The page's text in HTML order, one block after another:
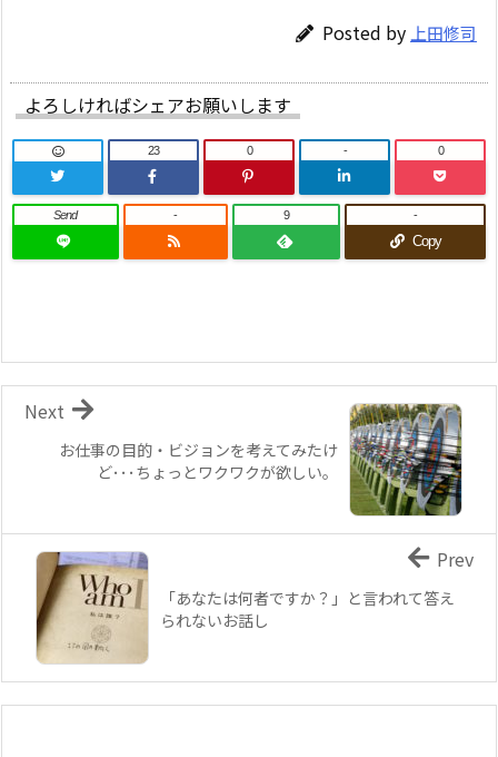
Posted by 上田修司
よろしければシェアお願いします
23 0 - 0
Send - 9
Copy
-
お仕事の目的・ビジョンを考えてみたけ
ど･･･ちょっとワクワクが欲しい。
Next
「あなたは何者ですか？」と言われて答え
られないお話し
Prev